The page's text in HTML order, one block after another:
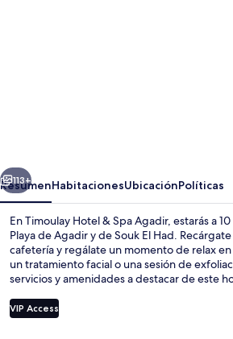
Agadir
Siguiente
113+
ResumenHabitacionesUbicaciónPolíticas
En Timoulay Hotel & Spa Agadir, estarás a
Playa de Agadir y de Souk El Had.
cafetería y regálate un momento de relax en
un tratamiento facial o una sesión de
servicios y amenidades a destacar de este
fitness. El personal amable y el estado
reciben muy buenas calificaciones de otros
VIP Access